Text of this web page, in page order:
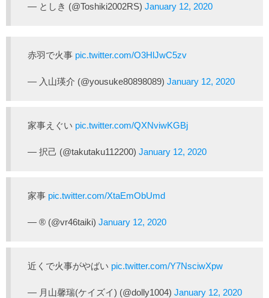
— としき (@Toshiki2002RS) January 12, 2020
赤羽で火事 pic.twitter.com/O3HlJwC5zv
— 入山瑛介 (@yousuke80898089) January 12, 2020
家事えぐい pic.twitter.com/QXNviwKGBj
— 択己 (@takutaku112200) January 12, 2020
家事 pic.twitter.com/XtaEmObUmd
— ®️ (@vr46taiki) January 12, 2020
近くで火事がやばい pic.twitter.com/Y7NsciwXpw
— 月山馨瑞(ケイズイ) (@dolly1004) January 12, 2020